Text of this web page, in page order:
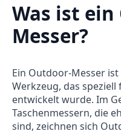
Was ist
Messer?
Ein Outdoor-Messer
Werkzeug, das
entwickelt wurde. Im
Taschenmessern, die
sind, zeichnen sich